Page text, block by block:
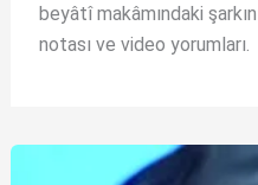
beyâtî makâmındaki
notası ve video yorumları.